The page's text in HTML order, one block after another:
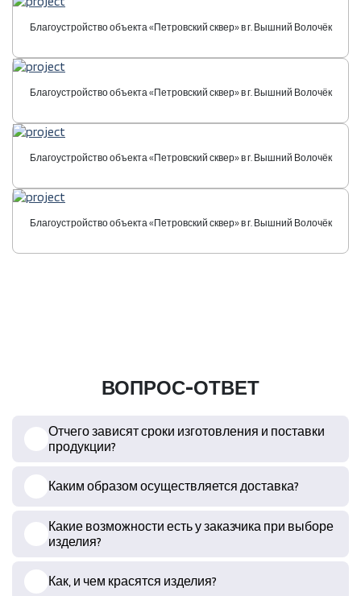
Благоустройство объекта «Петровский сквер» в г. Вышний Волочёк
Благоустройство объекта «Петровский сквер» в г. Вышний Волочёк
Благоустройство объекта «Петровский сквер» в г. Вышний Волочёк
Благоустройство объекта «Петровский сквер» в г. Вышний Волочёк
ВОПРОС-ОТВЕТ
Отчего зависят сроки изготовления и поставки
продукции?
Каким образом осуществляется доставка?
Какие возможности есть у заказчика при выборе
изделия?
Как, и чем красятся изделия?